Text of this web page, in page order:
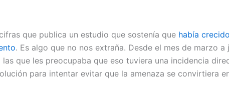
que publica un estudio que sostenía que había
. Es algo que no nos extraña. Desde el mes de marzo
que les preocupaba que eso tuviera una incidencia
para intentar evitar que la amenaza se convirtiera